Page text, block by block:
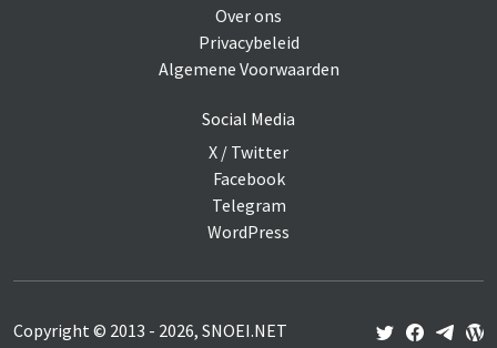
Over ons
Privacybeleid
Algemene Voorwaarden
Social Media
X / Twitter
Facebook
Telegram
WordPress
Copyright © 2013 - 2026, SNOEI.NET